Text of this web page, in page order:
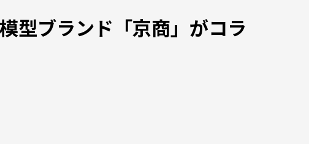
型ブランド「京商」がコラ